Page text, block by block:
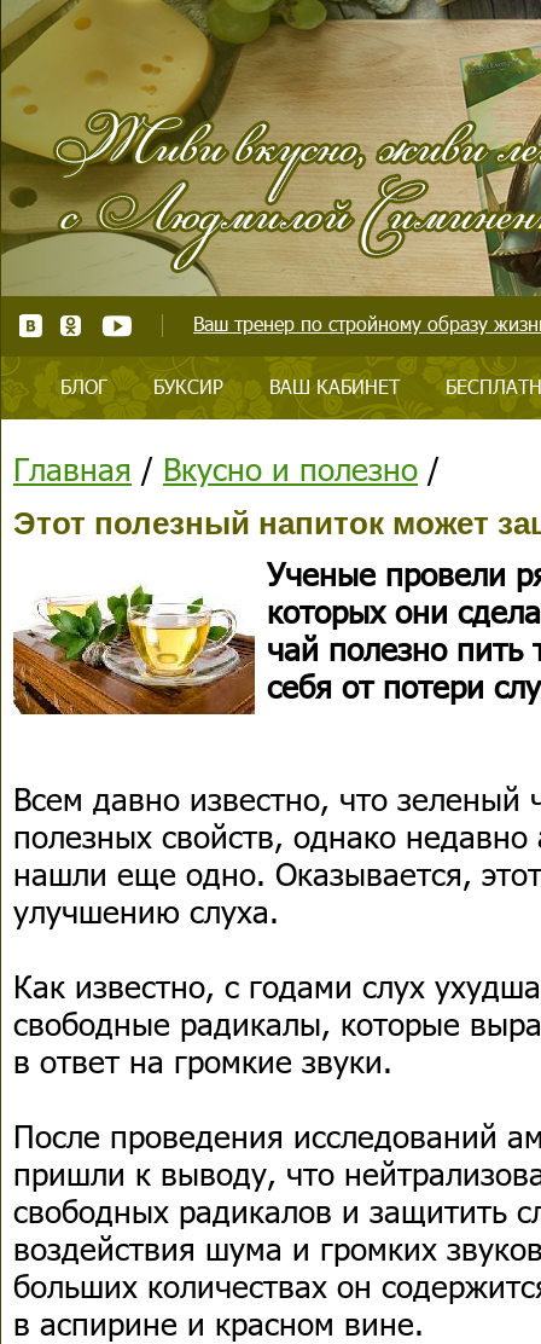
Ваш тренер по стройному образу
БЛОГ БУКСИР ВАШ КАБИНЕТ
Главная / Вкусно и полезно /
Этот полезный напиток может
Ученые провели
которых они
чай полезно пить
себя от потери
Всем давно известно, что зеленый
полезных свойств, однако
нашли еще одно. Оказывается,
улучшению слуха.
Как известно, с годами слух
свободные радикалы, которые
в ответ на громкие звуки.
После проведения исследований
пришли к выводу, что
свободных радикалов и защитить
воздействия шума и громких
больших количествах он
в аспирине и красном вине.